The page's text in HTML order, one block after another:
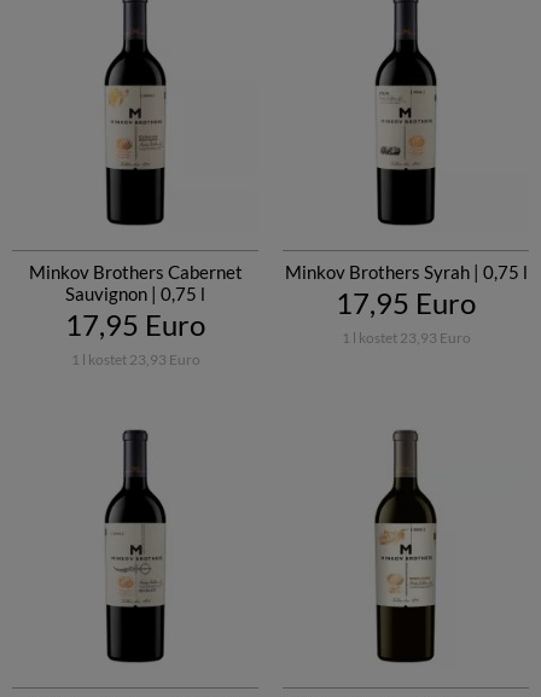
Minkov Brothers Cabernet
Sauvignon | 0,75 l
17,95 Euro
1 l kostet 23,93 Euro
Minkov Brothers Syrah | 0,75 l
17,95 Euro
1 l kostet 23,93 Euro